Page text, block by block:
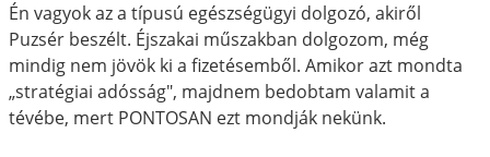
Én vagyok az a típusú egészségügyi dolgozó, akiről
Puzsér beszélt. Éjszakai műszakban dolgozom, még
mindig nem jövök ki a fizetésemből. Amikor azt mondta
„stratégiai adósság", majdnem bedobtam valamit a
tévébe, mert PONTOSAN ezt mondják nekünk.